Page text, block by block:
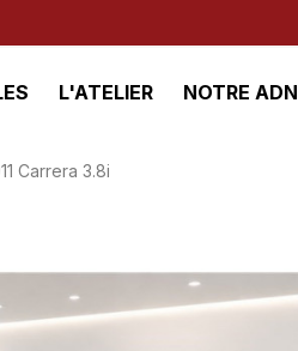
L'ATELIER NOTRE ADN
Carrera 3.8i